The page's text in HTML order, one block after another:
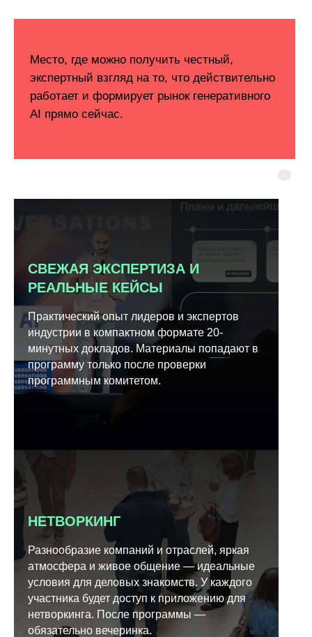
СВЕЖАЯ ЭКСПЕРТИЗА И
РЕАЛЬНЫЕ КЕЙСЫ
Практический опыт лидеров и экспертов
индустрии в компактном формате 20-
минутных докладов. Материалы попадают в
программу только после проверки
программным комитетом.
НЕТВОРКИНГ
Разнообразие компаний и отраслей, яркая
атмосфера и живое общение — идеальные
условия для деловых знакомств. У каждого
участника будет доступ к приложению для
нетворкинга. После программы —
обязательно вечеринка.